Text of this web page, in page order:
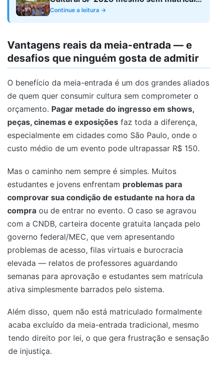
ativa
Continue a leitura →
Vantagens reais da meia-entrada — e
desafios que ninguém gosta de admitir
O benefício da meia-entrada é um dos grandes aliados
de quem quer consumir cultura sem comprometer o
orçamento. Pagar metade do ingresso em shows,
peças, cinemas e exposições faz toda a diferença,
especialmente em cidades como São Paulo, onde o
custo médio de um evento pode ultrapassar R$ 150.
Mas o caminho nem sempre é simples. Muitos
estudantes e jovens enfrentam problemas para
comprovar sua condição de estudante na hora da
compra ou de entrar no evento. O caso se agravou
com a CNDB, carteira docente gratuita lançada pelo
governo federal/MEC, que vem apresentando
problemas de acesso, filas virtuais e burocracia
elevada — relatos de professores aguardando
semanas para aprovação e estudantes sem matrícula
ativa simplesmente barrados pelo sistema.
Além disso, quem não está matriculado formalmente
acaba excluído da meia-entrada tradicional, mesmo
tendo direito por lei, o que gera frustração e sensação
de injustiça.